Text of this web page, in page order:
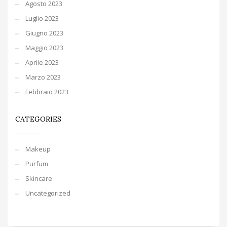
Agosto 2023
Luglio 2023
Giugno 2023
Maggio 2023
Aprile 2023
Marzo 2023
Febbraio 2023
CATEGORIES
Makeup
Purfum
Skincare
Uncategorized